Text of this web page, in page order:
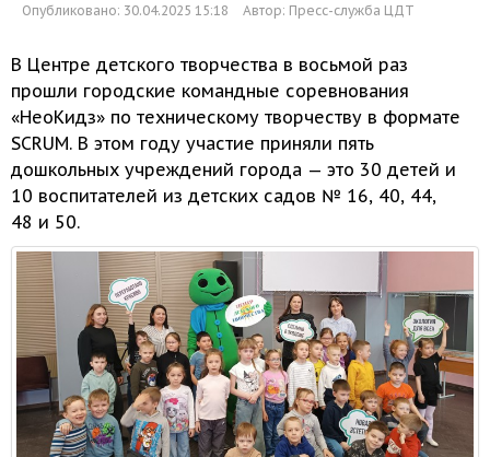
Опубликовано: 30.04.2025 15:18 Автор: Пресс-служба ЦДТ
В Центре детского творчества в восьмой раз
прошли городские командные соревнования
«НеоКидз» по техническому творчеству в формате
SCRUM. В этом году участие приняли пять
дошкольных учреждений города — это 30 детей и
10 воспитателей из детских садов № 16, 40, 44,
48 и 50.